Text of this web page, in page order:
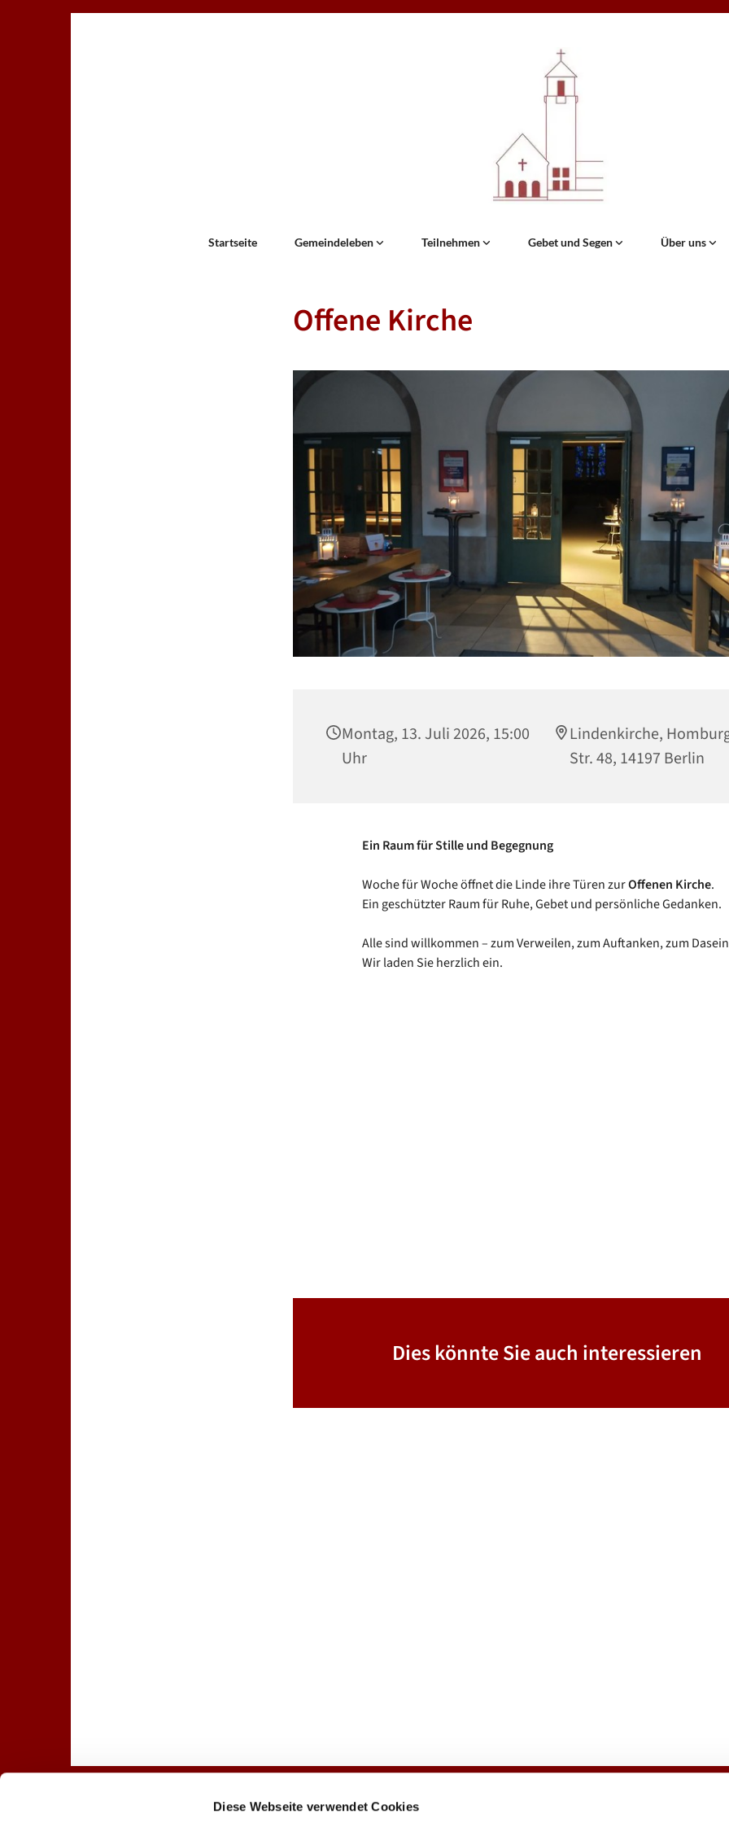
Diese Webseite verwendet Cookies
Startseite Gemeindeleben Teilnehmen Gebet und Segen Über uns
Offene Kirche
Montag, 13. Juli 2026, 15:00
Uhr
Lindenkirche,
Str. 48, 14197 Berlin
Ein Raum für Stille und Begegnung
Woche für Woche öffnet die Linde ihre Türen zurOffenen Kirche.
Ein geschützter Raum für Ruhe, Gebet und persönliche Gedanken.
Alle sind willkommen – zum Verweilen, zum Auftanken, zum
Wir laden Sie herzlich ein.
Dies könnte Sie auch interessieren
Gottesdienste